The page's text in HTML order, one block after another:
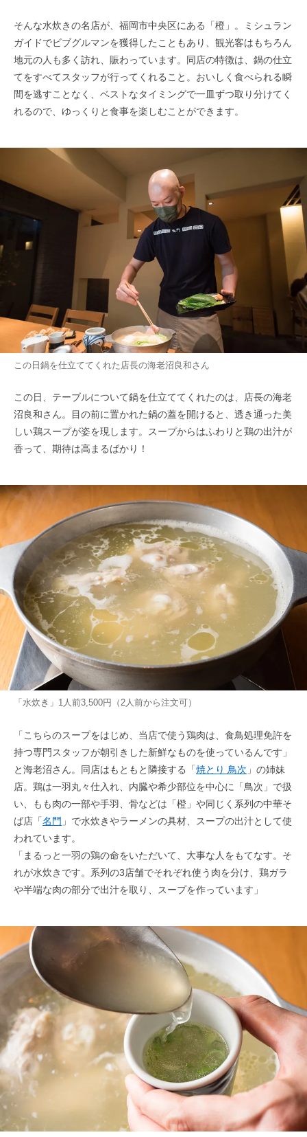
そんな水炊きの名店が、福岡市中央区にある「橙」。ミシュラン
ガイドでビブグルマンを獲得したこともあり、観光客はもちろん
地元の人も多く訪れ、賑わっています。同店の特徴は、鍋の仕立
てをすべてスタッフが行ってくれること。おいしく食べられる瞬
間を逃すことなく、ベストなタイミングで一皿ずつ取り分けてく
れるので、ゆっくりと食事を楽しむことができます。
この日鍋を仕立ててくれた店長の海老沼良和さん
この日、テーブルについて鍋を仕立ててくれたのは、店長の海老
沼良和さん。目の前に置かれた鍋の蓋を開けると、透き通った美
しい鶏スープが姿を現します。スープからはふわりと鶏の出汁が
香って、期待は高まるばかり！
「水炊き」1人前3,500円（2人前から注文可）
「こちらのスープをはじめ、当店で使う鶏肉は、食鳥処理免許を
持つ専門スタッフが朝引きした新鮮なものを使っているんです」
と海老沼さん。同店はもともと隣接する「焼とり 鳥次 」の姉妹
店。鶏は一羽丸々仕入れ、内臓や希少部位を中心に「鳥次」で扱
い、もも肉の一部や手羽、骨などは「橙」や同じく系列の中華そ
ば店「名門 」で水炊きやラーメンの具材、スープの出汁として使
われています。
「まるっと一羽の鶏の命をいただいて、大事な人をもてなす。そ
れが水炊きです。系列の3店舗でそれぞれ使う肉を分け、鶏ガラ
や半端な肉の部分で出汁を取り、スープを作っています」